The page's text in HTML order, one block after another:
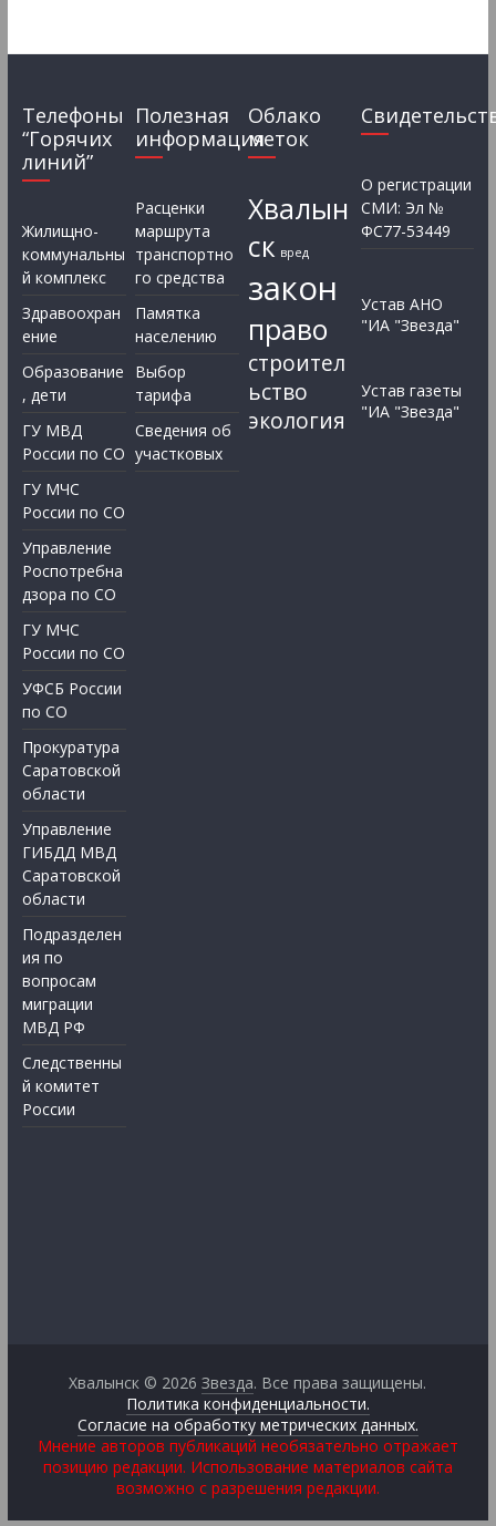
Телефоны
“Горячих
линий”
Жилищно-
коммунальны
й комплекс
Здравоохран
ение
Образование
, дети
ГУ МВД
России по СО
ГУ МЧС
России по СО
Управление
Роспотребна
дзора по СО
ГУ МЧС
России по СО
УФСБ России
по СО
Прокуратура
Саратовской
области
Управление
ГИБДД МВД
Саратовской
области
Подразделен
ия по
вопросам
миграции
МВД РФ
Следственны
й комитет
России
Полезная
информация
Расценки
маршрута
транспортно
го средства
Памятка
населению
Выбор
тарифа
Сведения об
участковых
Облако
меток
Хвалын
ск вред
закон
право
строител
ьство
экология
О регистрации
СМИ: Эл №
ФС77-53449
Устав АНО
"ИА "Звезда"
Устав газеты
"ИА "Звезда"
Хвалынск © 2026Звезда. Все права защищены.
Политика конфиденциальности.
Согласие на обработку метрических данных.
Мнение авторов публикаций необязательно отражает
позицию редакции. Использование материалов сайта
возможно с разрешения редакции.